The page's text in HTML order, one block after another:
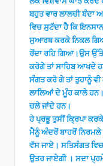
ਬਹੁਤ ਵਾਰ ਲਾਲਚੀ
ਵਿਚ ਸੁਟੱਦਾ ਹੈ ਕਿ
ਸੁਆਰਥ ਕਰਕੇ ਨਿਕਲ ਗਿਆ
ਰੋਂਦਾ ਰਹਿ ਗਿਆ।ਉਸ
ਕਰੋਗੇ ਤਾਂ ਸਾਹਿਬ ਆਖਦੇ
ਸੰਗਤ ਕਰੋ ਗੇ ਤਾਂ ਤੁਹਾਨੂੰ
ਲਾਲਿਆਂ ਦੇ ਮੂੰਹ ਕਾਲੇ
ਚਲੇ ਜਾਂਦੇ ਹਨ।
ਹੇ ਪ੍ਰਭੂ ਤੁਸੀਂ ਕ੍ਰਿਪਾ
ਮੈਨੂੰ ਅੰਦਰੋਂ ਬਾਹਰੋਂ ਨਿਰਮਲੇ
ਵੱਸ ਜਾਏ। ਸਤਿਸੰਗਤ
ਉਤਰ ਜਾਏਗੀ । ਸਦਾ